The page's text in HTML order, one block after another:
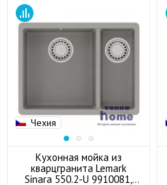
Чехия
Кухонная мойка из
кварцгранита Lemark
Sinara 550.2-U 9910081,